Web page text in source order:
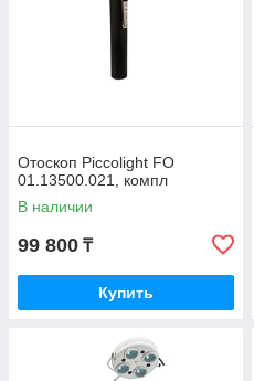
Отоскоп Piccolight FO
01.13500.021, компл
В наличии
99 800 ₸
Купить